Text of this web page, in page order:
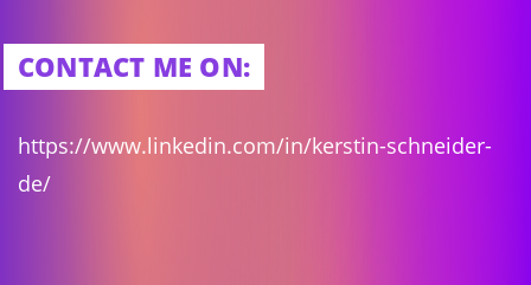
CONTACT ME ON:
https://www.linkedin.com/in/kerstin-schneider-
de/